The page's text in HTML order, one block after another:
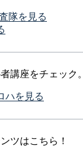
隊を見る
講座をチェック。
ハを見る
ツはこちら！